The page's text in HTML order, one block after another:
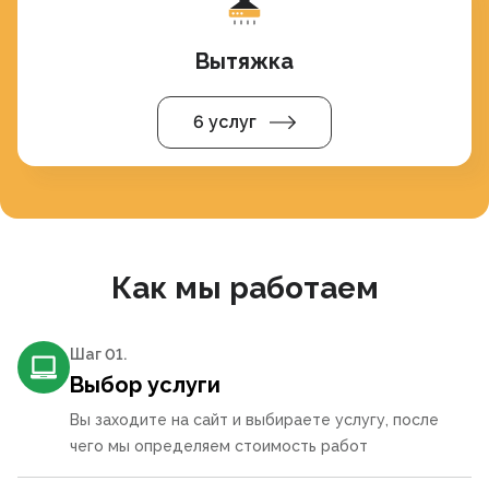
Вытяжка
6 услуг
Как мы работаем
Шаг 01.
Выбор услуги
Вы заходите на сайт и выбираете услугу, после
чего мы определяем стоимость работ